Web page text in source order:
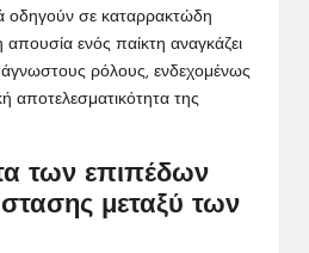
οδηγούν σε καταρρακτώδη
ενός παίκτη αναγκάζει
ρόλους, ενδεχομένως
αποτελεσματικότητα της
των επιπέδων
μεταξύ των